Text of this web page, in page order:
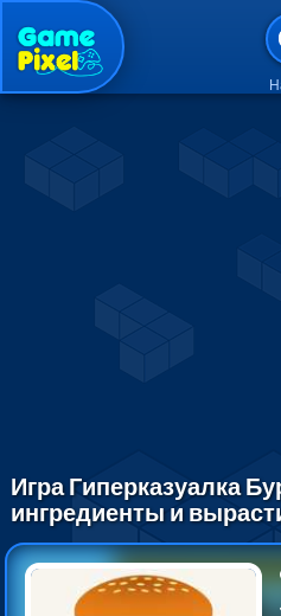
Игра Гиперказуалка
ингредиенты и